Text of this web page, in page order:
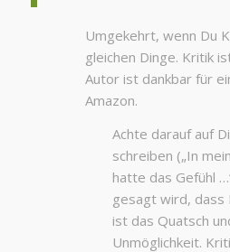
Umgekehrt, wenn Du
gleichen Dinge. Kritik
Autor ist dankbar für
Amazon.
Achte darauf auf
schreiben („In
hatte das Gefühl
gesagt wird, dass
ist das Quatsch
Unmöglichkeit.